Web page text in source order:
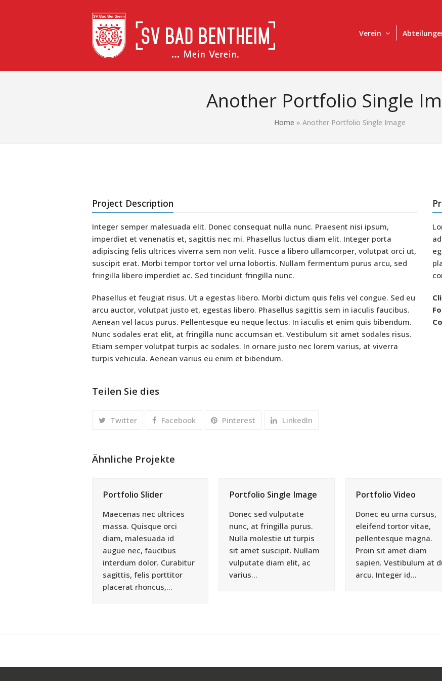
Verein
Another Portfolio Single
Home » Another Portfolio Single Image
Project Description
Integer semper malesuada elit. Donec consequat nulla nunc. Praesent nisi ipsum,
imperdiet et venenatis et, sagittis nec mi. Phasellus luctus diam elit. Integer porta
adipiscing felis ultrices viverra sem non velit. Fusce a libero ullamcorper, volutpat orci ut,
suscipit erat. Morbi tempor tortor vel urna lobortis. Nullam fermentum purus arcu, sed
fringilla libero imperdiet ac. Sed tincidunt fringilla nunc.
Phasellus et feugiat risus. Ut a egestas libero. Morbi dictum quis felis vel congue. Sed eu
arcu auctor, volutpat justo et, egestas libero. Phasellus sagittis sem in iaculis faucibus.
Aenean vel lacus purus. Pellentesque eu neque lectus. In iaculis et enim quis bibendum.
Nunc sodales erat elit, at fringilla nunc accumsan et. Vestibulum sit amet sodales risus.
Etiam semper volutpat turpis ac sodales. In ornare justo nec lorem varius, at viverra
turpis vehicula. Aenean varius eu enim et bibendum.
Teilen Sie dies
Twitter Facebook Pinterest LinkedIn
Ähnliche Projekte
Portfolio Slider
Maecenas nec ultrices
massa. Quisque orci
diam, malesuada id
augue nec, faucibus
interdum dolor. Curabitur
sagittis, felis porttitor
placerat rhoncus,…
Portfolio Single Image
Donec sed vulputate
nunc, at fringilla purus.
Nulla molestie ut turpis
sit amet suscipit. Nullam
vulputate diam elit, ac
varius…
Portfolio Video
Donec eu urna cursus,
eleifend tortor vitae,
pellentesque magna.
Proin sit amet diam
sapien. Vestibulum at
arcu. Integer id…